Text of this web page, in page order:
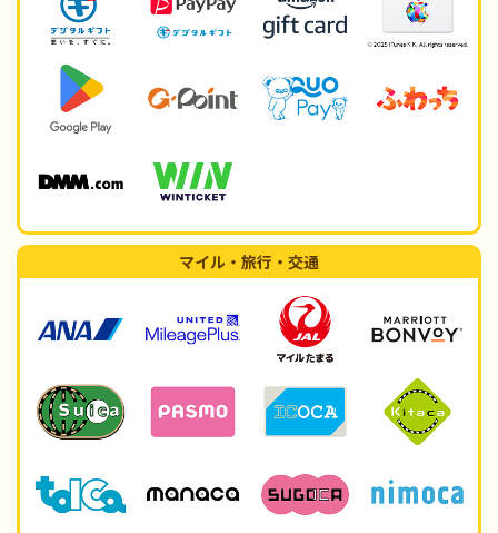
マイル・旅行・交通